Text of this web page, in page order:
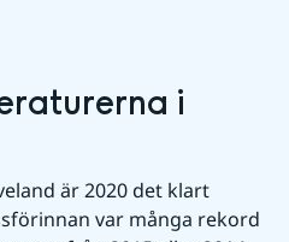
i
är 2020 det klart
var många rekord